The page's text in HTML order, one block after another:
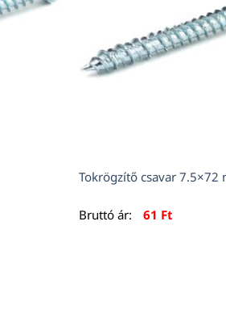
Tokrögzítő csavar 7.5×72
Bruttó ár: 61 Ft